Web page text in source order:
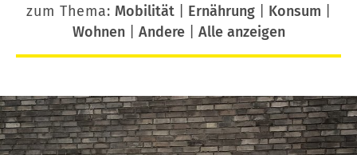
zum Thema: Mobilität Ernährung Konsum
Wohnen| Andere| Alle anzeigen